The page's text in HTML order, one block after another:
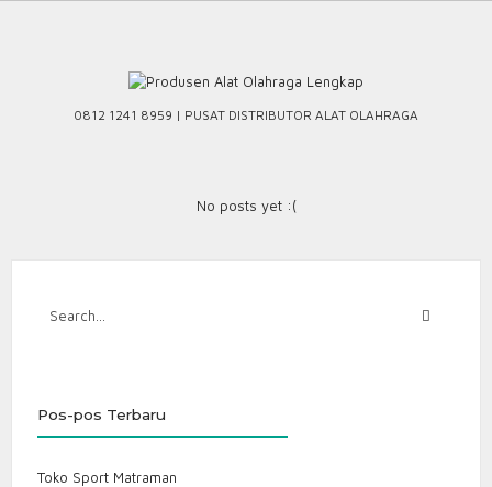
0812 1241 8959 | PUSAT DISTRIBUTOR ALAT OLAHRAGA
No posts yet :(
Pos-pos Terbaru
Toko Sport Matraman